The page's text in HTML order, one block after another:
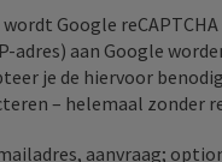
Google
adres) aan Google
je de hiervoor
– helemaal zonder
aanvraag;